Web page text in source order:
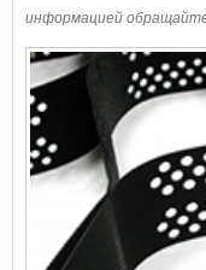
информацией